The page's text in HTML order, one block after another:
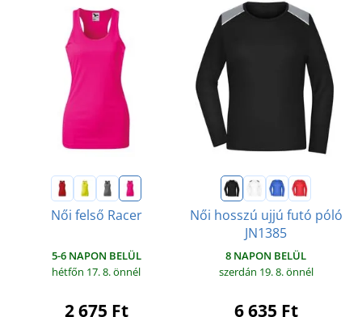
Női felső Racer
5-6 NAPON BELÜL
hétfőn 17. 8.önnél
2 675 Ft
Női hosszú ujjú futó póló
JN1385
8 NAPON BELÜL
szerdán 19. 8.önnél
6 635 Ft